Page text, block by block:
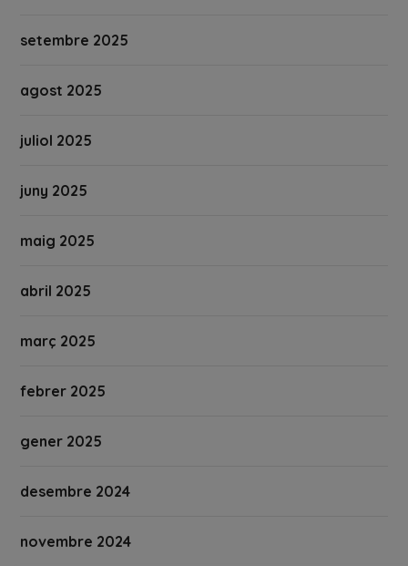
setembre 2025
agost 2025
juliol 2025
juny 2025
maig 2025
abril 2025
març 2025
febrer 2025
gener 2025
desembre 2024
novembre 2024